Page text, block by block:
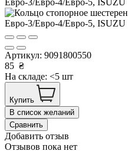
Артикул: 9091800550
85 ₴
На складе: <5 шт
Купить
В список желаний
Сравнить
Добавить отзыв
Отзывов пока нет